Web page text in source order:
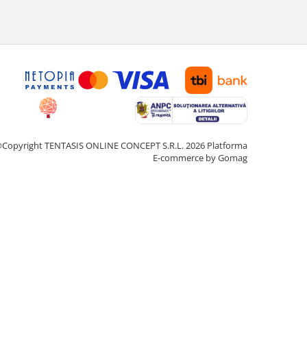
TENTASIS ONLINE CONCEPT S.R.L. 2026 Platforma
E-commerce by Gomag